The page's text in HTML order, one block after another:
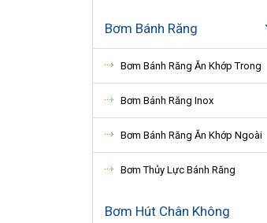
Bơm Bánh Răng
Bơm Bánh Răng Ăn Khớp Trong
Bơm Bánh Răng Inox
Bơm Bánh Răng Ăn Khớp Ngoài
Bơm Thủy Lực Bánh Răng
Bơm Hút Chân Không